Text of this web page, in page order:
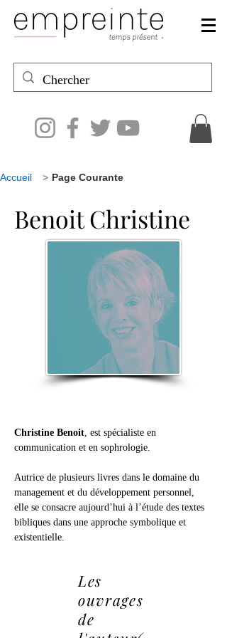
Accueil > Page Courante
Benoit Christine
Christine Benoit , est spécialiste en
communication et en sophrologie.
Autrice de plusieurs livres dans le domaine du
management et du développement personnel,
elle se consacre aujourd’hui à l’étude des textes
bibliques dans une approche symbolique et
existentielle.
Les
ouvrages
de